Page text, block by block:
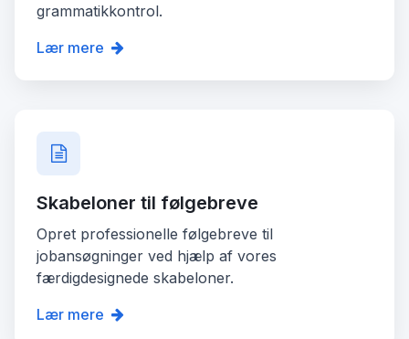
grammatikkontrol.
Lær mere
Skabeloner til følgebreve
Opret professionelle følgebreve til
jobansøgninger ved hjælp af vores
færdigdesignede skabeloner.
Lær mere